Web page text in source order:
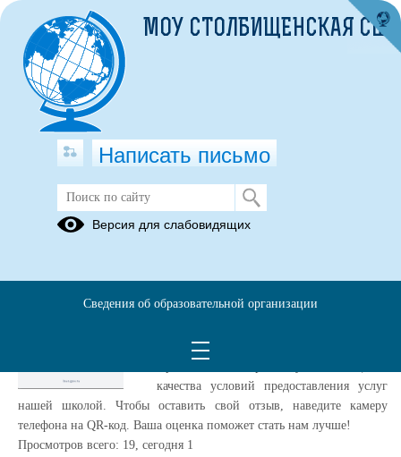
Новости
QR-код НОКО оценка
качества
Уважаемые посетители сайта!
качества условий предоставления услуг
нашей школой. Чтобы оставить свой отзыв, наведите камеру
телефона на QR-код. Ваша оценка поможет стать нам лучше!
Просмотров всего: 19, сегодня 1
МОУ СТОЛБИЩЕНСКАЯ СШ
Написать письмо
Версия для слабовидящих
Сведения об образовательной организации